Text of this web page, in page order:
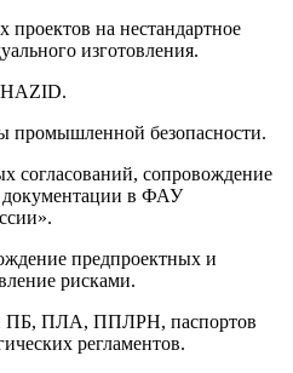
проектов на нестандартное
изготовления.
промышленной безопасности.
согласований, сопровождение
документации в ФАУ
предпроектных и
рисками.
ПБ, ПЛА, ППЛРН, паспортов
регламентов.